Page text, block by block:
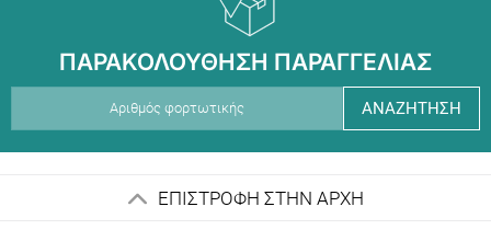
ΠΑΡΑΚΟΛΟΥΘΗΣΗ ΠΑΡΑΓΓΕΛΙΑΣ
ΑΝΑΖΗΤΗΣΗ
ΕΠΙΣΤΡΟΦΗ ΣΤΗΝ ΑΡΧΗ